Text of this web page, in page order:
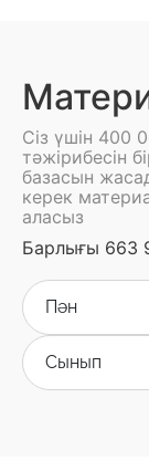
Сіз үшін 400
тәжірибесін
базасын
керек
аласыз
Барлығы 663
Пән
Сынып